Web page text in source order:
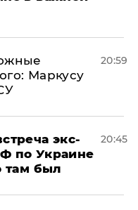
Маркусу
20:59
экс-
по Украине
там был
20:45